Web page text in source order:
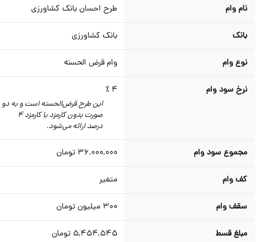
نام وام طرح احسان بانک کشاورزی
بانک بانک کشاورزی
نوع وام وام قرض الحسنه
نرخ سود وام
این طرح قرض‌الحسنه است و به دو
صورت بدون کارمزد یا کارمزد 4
درصد ارائه می‌شود.
مجموع سود وام 36,000,000 تومان
کف وام متغیر
سقف وام میلیون تومان
مبلغ قسط 5,454,545تومان